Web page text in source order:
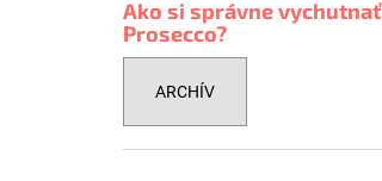
Ako si správne vychutnať
Prosecco?
ARCHÍV